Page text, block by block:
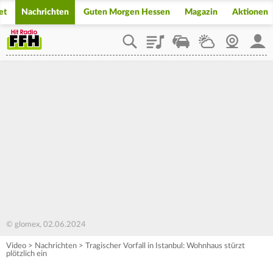
Nachrichten Guten Morgen Hessen Magazin Aktionen
PlaylistStaupilotWetterWebcam
© glomex, 02.06.2024
Video > Nachrichten > Tragischer Vorfall in Istanbul: Wohnhaus stürzt
plötzlich ein